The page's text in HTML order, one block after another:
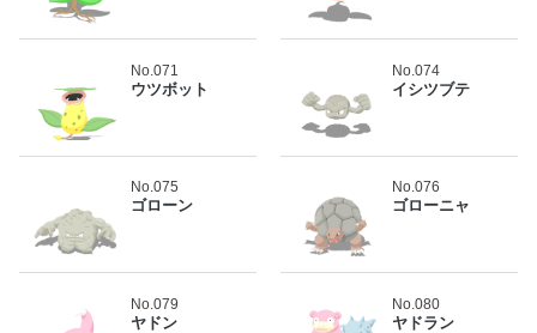
No.071
ウツボット
No.074
イシツブテ
No.075
ゴローン
No.076
ゴローニャ
No.079
ヤドン
No.080
ヤドラン